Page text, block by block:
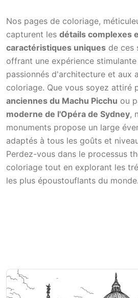
Nos pages de coloriage,
capturent les détails complexes
caractéristiques uniques de ces
offrant une expérience
passionnés d'architecture et aux
coloriage. Que vous soyez attiré
anciennes du Machu Picchu ou
moderne de l'Opéra de Sydney,
monuments propose un large
adaptés à tous les goûts et
Perdez-vous dans le processus
coloriage tout en explorant les
les plus époustouflants du monde.